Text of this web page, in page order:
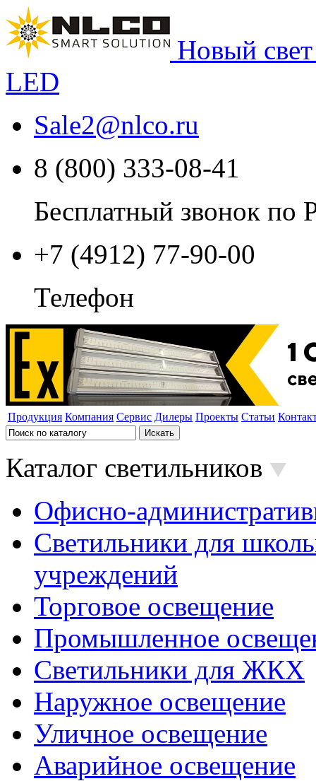
Новый
LED
Sale2@nlco.ru
8 (800) 333-08-41
Бесплатный звонок по
+7 (4912) 77-90-00
Телефон
Продукция Компания Сервис Дилеры Проекты Статьи
Каталог светильников
Офисно-
Светильники для
учреждений
Торговое освещение
Промышленное
Светильники для ЖКХ
Наружное освещение
Уличное освещение
Аварийное освещение